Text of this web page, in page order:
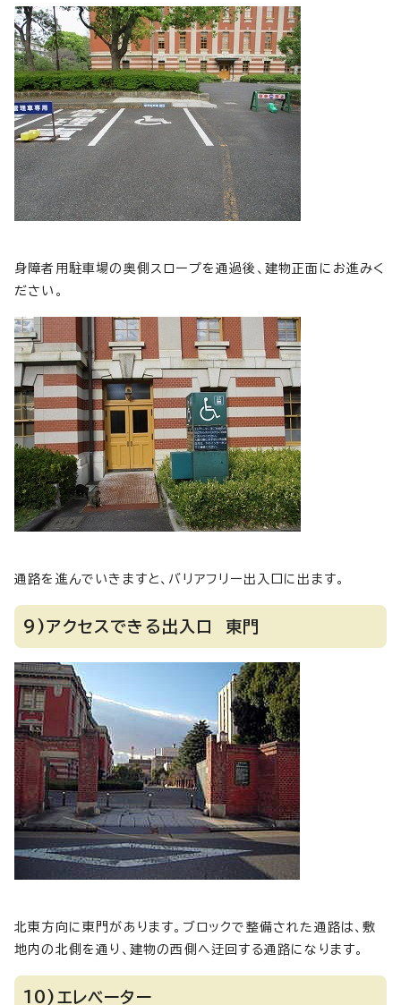
身障者用駐車場の奥側スロープを通過後、建物正面にお進みく
ださい。
通路を進んでいきますと、バリアフリー出入口に出ます。
9)アクセスできる出入口 東門
北東方向に東門があります。ブロックで整備された通路は、敷
地内の北側を通り、建物の西側へ迂回する通路になります。
10)エレベーター